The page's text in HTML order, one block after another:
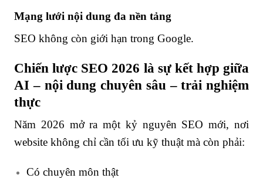
Mạng lưới nội dung đa nền tảng
SEO không còn giới hạn trong Google.
Chiến lược SEO 2026 là sự kết hợp giữa
AI – nội dung chuyên sâu – trải nghiệm
thực
Năm 2026 mở ra một kỷ nguyên SEO mới, nơi
website không chỉ cần tối ưu kỹ thuật mà còn phải:
Có chuyên môn thật